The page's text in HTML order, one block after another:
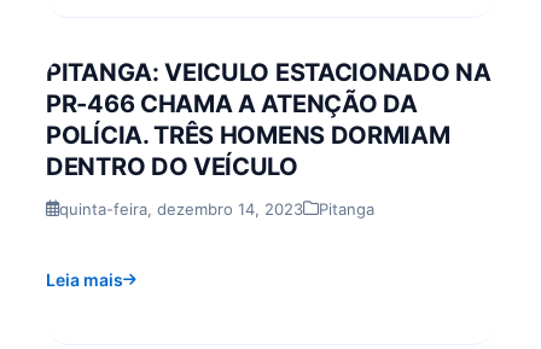
PITANGA: VEICULO ESTACIONADO NA
PR-466 CHAMA A ATENÇÃO DA
POLÍCIA. TRÊS HOMENS DORMIAM
DENTRO DO VEÍCULO
quinta-feira, dezembro 14, 2023 Pitanga
Leia mais